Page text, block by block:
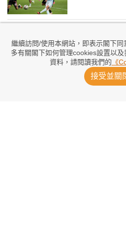
繼續訪問/使用本網站，即表示閣下
多有關閣下如何管理cookies設置以
資料，請閱讀我們的 《
接受並關
勝意欲
21小時前
梅迪歷啟德復
23小時前